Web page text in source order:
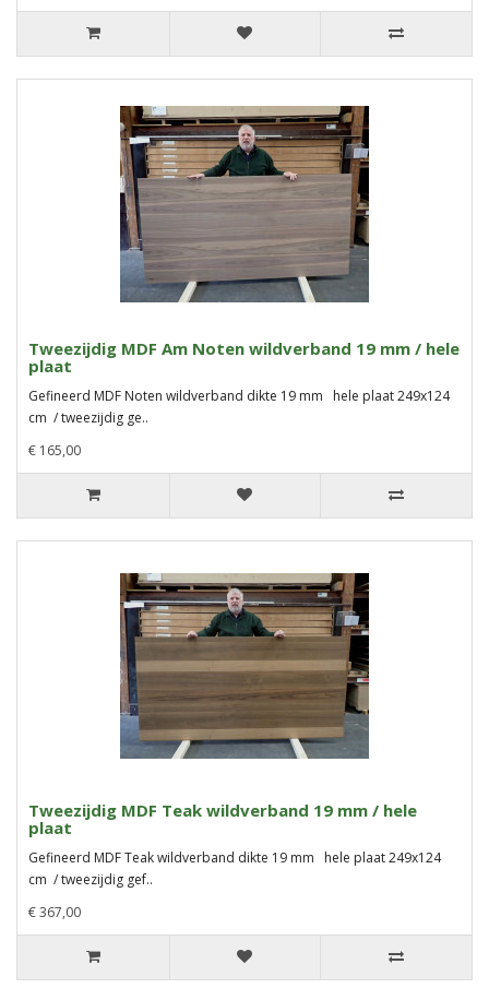
Tweezijdig MDF Am Noten wildverband 19 mm / hele
plaat
Gefineerd MDF Noten wildverband dikte 19 mm hele plaat 249x124
cm / tweezijdig ge..
€ 165,00
Tweezijdig MDF Teak wildverband 19 mm / hele
plaat
Gefineerd MDF Teak wildverband dikte 19 mm hele plaat 249x124
cm / tweezijdig gef..
€ 367,00